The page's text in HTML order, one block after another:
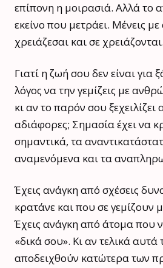
επίπονη η μοιρασιά. Αλλά το
εκείνο που μετράει. Μένεις
χρειάζεσαι και σε χρειάζονται.
Γιατί η ζωή σου δεν είναι για
λόγος να την γεμίζεις με
κι αν το παρόν σου
αδιάφορες; Σημασία έχει να
σημαντικά, τα
αναμενόμενα και τα
Έχεις ανάγκη από σχέσεις
κρατάνε και που σε γεμίζουν
Έχεις ανάγκη από άτομα που
«δικά σου». Κι αν τελικά
αποδειχθούν κατώτερα των